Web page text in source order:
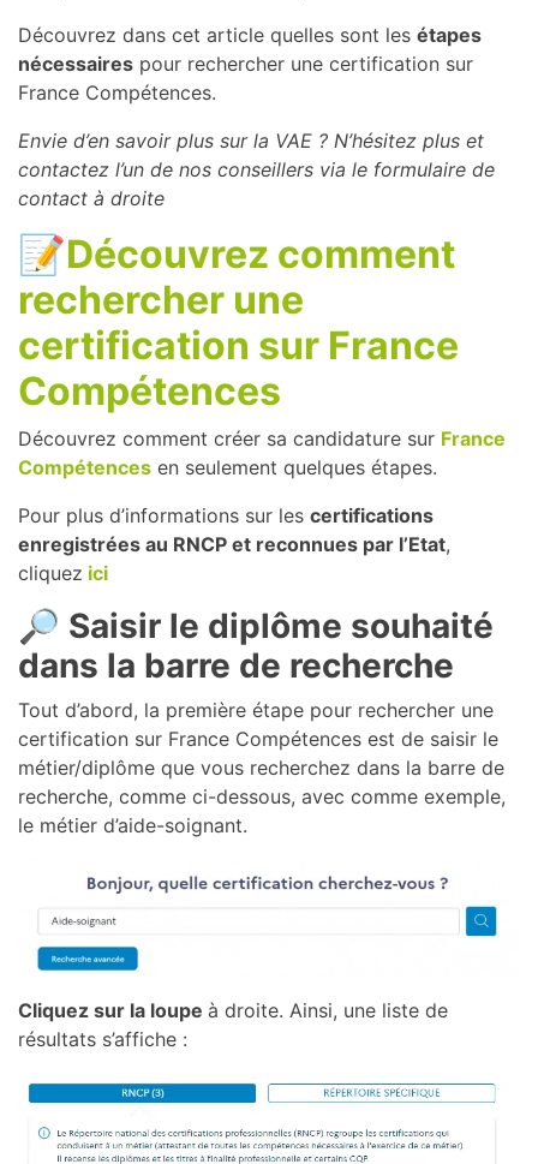
Découvrez dans cet article quelles sont les étapes
nécessaires pour rechercher une certification sur
France Compétences.
Envie d’en savoir plus sur la VAE ? N’hésitez plus et
contactez l’un de nos conseillers via le formulaire de
contact à droite
📝Découvrez comment
rechercher une
certification sur France
Compétences
Découvrez comment créer sa candidature sur France
Compétences en seulement quelques étapes.
Pour plus d’informations sur les certifications
enregistrées au RNCP et reconnues par l’Etat,
cliquez ici
🔎 Saisir le diplôme souhaité
dans la barre de recherche
Tout d’abord, la première étape pour rechercher une
certification sur France Compétences est de saisir le
métier/diplôme que vous recherchez dans la barre de
recherche, comme ci-dessous, avec comme exemple,
le métier d’aide-soignant.
Cliquez sur la loupe à droite. Ainsi, une liste de
résultats s’affiche :